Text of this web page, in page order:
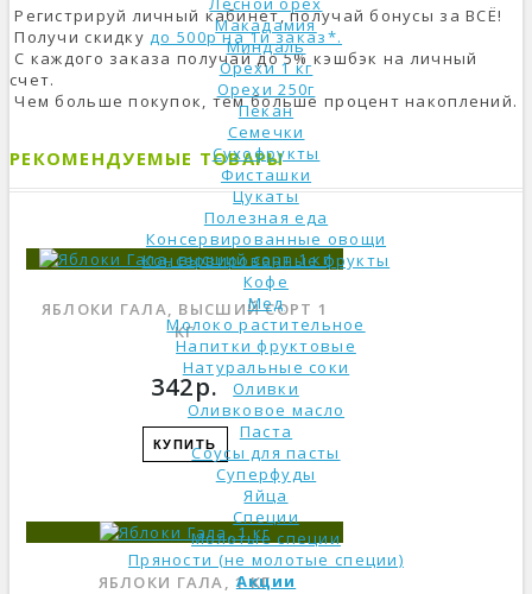
Макадамия
Миндаль
Орехи 1 кг
Орехи 250г
Пекан
Семечки
Сухофрукты
Фисташки
Цукаты
Полезная еда
Консервированные овощи
Консервированные фрукты
Кофе
Мед
Молоко растительное
Напитки фруктовые
Натуральные соки
Оливки
Оливковое масло
Паста
Соусы для пасты
Суперфуды
Яйца
Специи
Молотые специи
Пряности (не молотые специи)
Акции
Регистрируй личный кабинет, получай бонусы за ВСЁ!
Получи скидкудо 500р на 1й заказ*.
С каждого заказа получай до 5% кэшбэк на личный
счет.
Чем больше покупок, тем больше процент накоплений.
РЕКОМЕНДУЕМЫЕ ТОВАРЫ
ЯБЛОКИ ГАЛА, ВЫСШИЙ СОРТ 1
КГ
342р.
КУПИТЬ
ЯБЛОКИ ГАЛА, 1 КГ